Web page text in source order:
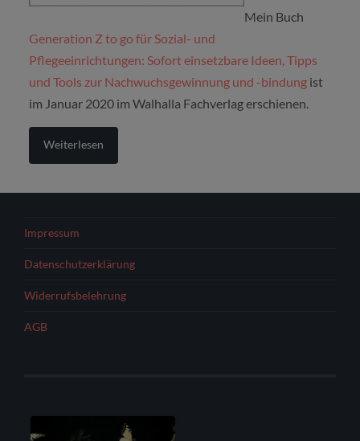
Mein Buch
Generation Z to go für Sozial- und
Pflegeeinrichtungen: Sofort einsetzbare Ideen, Tipps
und Tools zur Nachwuchsgewinnung und -bindungist
im Januar 2020 im Walhalla Fachverlag erschienen.
Weiterlesen
Impressum
Datenschutzerklärung
Widerrufsbelehrung
AGB